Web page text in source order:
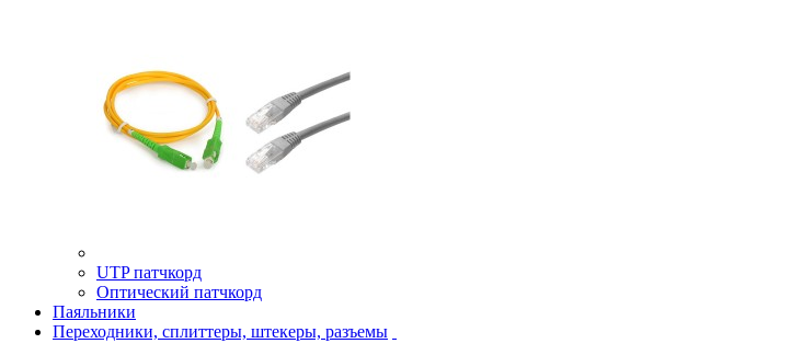
UTP патчкорд
Оптический патчкорд
Паяльники
Переходники, сплиттеры, штекеры, разъемы